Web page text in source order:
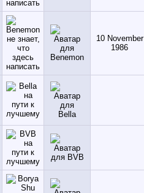
10 November
1986